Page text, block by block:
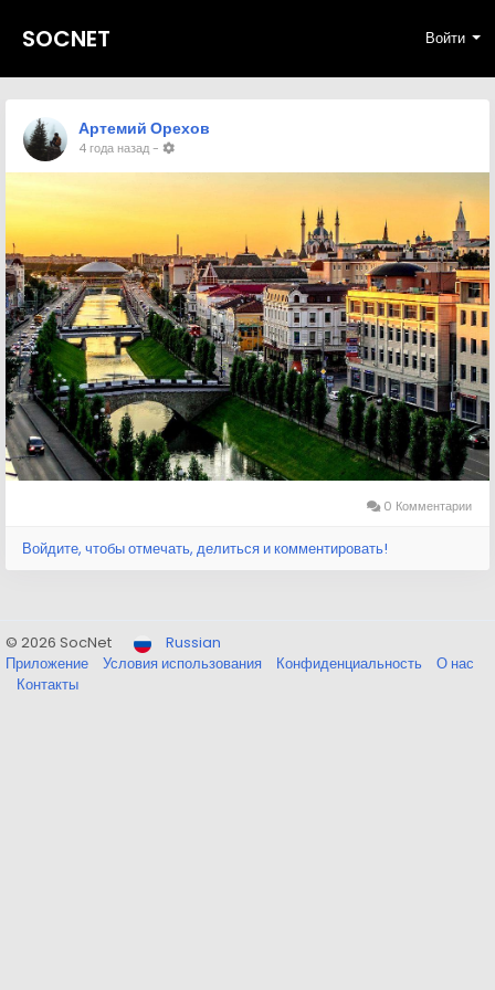
SOCNET Войти
Артемий Орехов
4 года назад-
0 Комментарии
Войдите, чтобы отмечать, делиться и комментировать!
© 2026 SocNet
Russian
Приложение
Условия использования Конфиденциальность
О нас
Контакты